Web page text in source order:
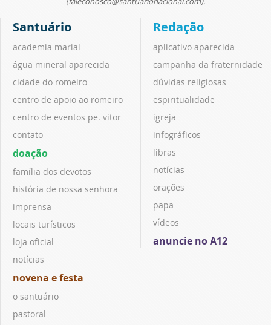
Santuário
academia marial
água mineral aparecida
cidade do romeiro
centro de apoio ao romeiro
centro de eventos pe. vitor
contato
doação
família dos devotos
história de nossa senhora
imprensa
locais turísticos
loja oficial
notícias
novena e festa
o santuário
pastoral
Redação
aplicativo aparecida
campanha da fraternidade
dúvidas religiosas
espiritualidade
igreja
infográficos
libras
notícias
orações
papa
vídeos
anuncie no A12